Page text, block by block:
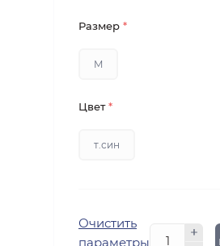
Размер *
M
Цвет*
т.син
Очистить
параметры